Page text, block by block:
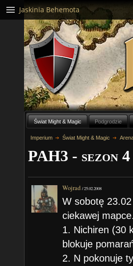
Świat Might & Magic Podgrodzie
Imperium Świat Might & Magic
PAH3 - sezon 4
Wojrad /25.02.2008
W sobotę 23.02
ciekawej
1. Nichiren (30
blokuje
2. N pokonuje
Jaskinia Behemota